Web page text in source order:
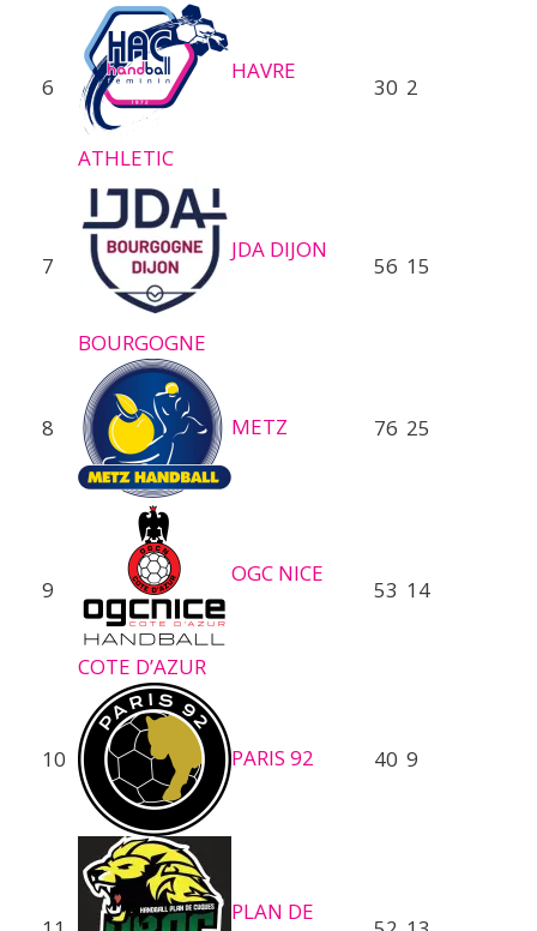
6
HAVRE
ATHLETIC
30 2
7
JDA DIJON
BOURGOGNE
56 15
8 METZ 76 25
9
OGC NICE
COTE D’AZUR
53 14
10 PARIS 92 40 9
PLAN DE